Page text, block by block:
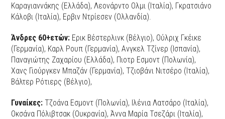
Καραγιαννάκης (Ελλάδα), Λεονάρντο Ολμι (Ιταλία), Γκρατσιάνο
Κάλοβι (Ιταλία), Ερβιν Ντρίεσεν (Ολλανδία).
Άνδρες 60+ετών: Ερικ Βέστερλινκ (Βέλγιο), Ούλριχ Γκέικε
(Γερμανία), Καρλ Ρουπ (Γερμανία), Ανγκελ Τζίνερ (Ισπανία),
Παναγιώτης Ζαχαρίου (Ελλάδα), Πιοτρ Εσμοντ (Πολωνία),
Χανς Γιούργκεν Μπαζάν (Γερμανία), Τζιοβάνι Νιτσέρο (Ιταλία),
Βάλτερ Ρότιερς (Βέλγιο),
Γυναίκες:Τζοάνα Εσμοντ (Πολωνία), Ιλένια Λατσάρο (Ιταλία),
Οκσάνα Πόλιβτσακ (Ουκρανία), Άννα Μαρία Τσεζάρι (Ιταλία),